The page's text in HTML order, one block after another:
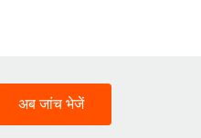
अब जांच भेजें